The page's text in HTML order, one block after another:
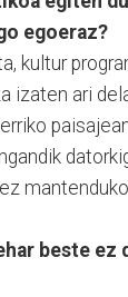
egoeraz?
kultur
izaten ari
beste ez